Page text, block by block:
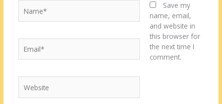
Save my
name, email,
and website in
this browser for
the next time I
comment.